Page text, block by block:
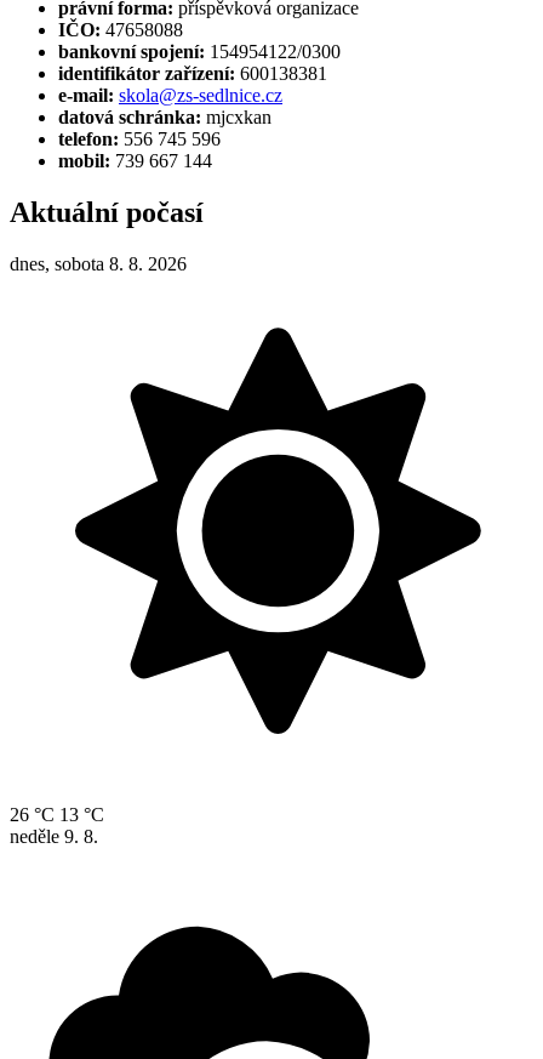
právní forma: příspěvková organizace
IČO: 47658088
bankovní spojení: 154954122/0300
identifikátor zařízení: 600138381
e-mail: skola@zs-sedlnice.cz
datová schránka: mjcxkan
telefon: 556 745 596
mobil: 739 667 144
Aktuální počasí
dnes, sobota 8. 8. 2026
26 °C 13 °C
neděle 9. 8.